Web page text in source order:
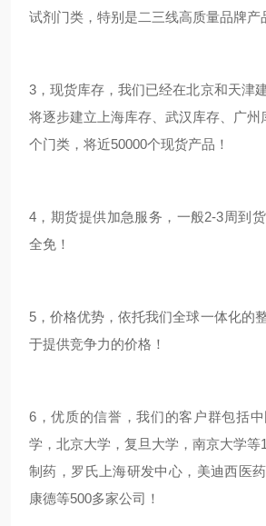
试剂门类，特别是二三线高质量品牌产
3，现货库存，我们已经在北京和天津
将逐步建立上海库存、武汉库存、广州
个门类，将近50000个现货产品！
4，期货提供加急服务，一般2-3周到
全免！
5，价格优势，依托我们全球一体化的
于提供竞争力的价格！
6，优质的信誉，我们的客户群包括
学，北京大学，复旦大学，南京大学等
制药，罗氏上海研发中心，美迪西医
康德等500多家公司！